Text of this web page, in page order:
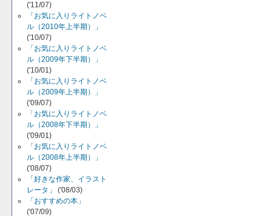
('11/07)
「お気に入りライトノベ
ル（2010年上半期）」
('10/07)
「お気に入りライトノベ
ル（2009年下半期）」
('10/01)
「お気に入りライトノベ
ル（2009年上半期）」
('09/07)
「お気に入りライトノベ
ル（2008年下半期）」
('09/01)
「お気に入りライトノベ
ル（2008年上半期）」
('08/07)
「好きな作家、イラスト
レータ」
('08/03)
「おすすめの本」
('07/09)